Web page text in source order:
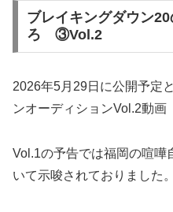
ブレイキングダウン
ろ ③Vol.2
2026年5月29日に公開予定
ンオーディションVol.2動画
Vol.1の予告では福岡の喧嘩
いて示唆されておりました。